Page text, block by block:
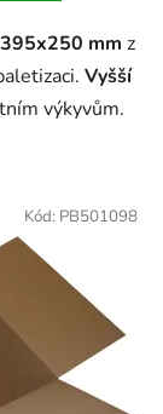
mm z
Vyšší
výkyvům.
Kód: PB501098